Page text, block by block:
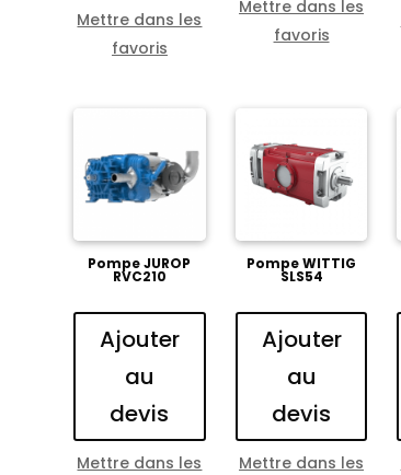
Mettre dans les
favoris
Mettre dans les
favoris
Pompe JUROP
RVC210
Ajouter
au
devis
Mettre dans les
Pompe WITTIG
SLS54
Ajouter
au
devis
Mettre dans les